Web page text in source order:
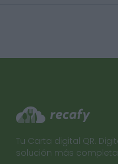
Tu Carta digital QR.
solución más